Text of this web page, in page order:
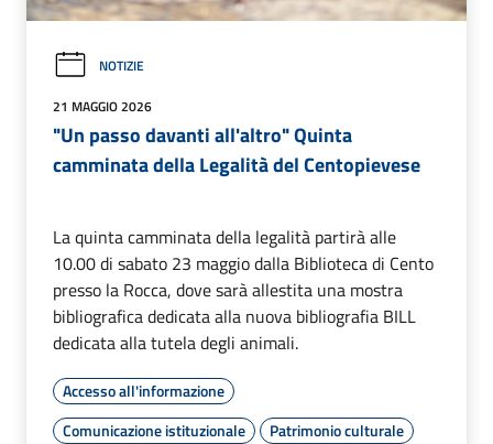
NOTIZIE
21 MAGGIO 2026
"Un passo davanti all'altro" Quinta
camminata della Legalità del Centopievese
La quinta camminata della legalità partirà alle
10.00 di sabato 23 maggio dalla Biblioteca di Cento
presso la Rocca, dove sarà allestita una mostra
bibliografica dedicata alla nuova bibliografia BILL
dedicata alla tutela degli animali.
Accesso all'informazione
Comunicazione istituzionale
Patrimonio culturale